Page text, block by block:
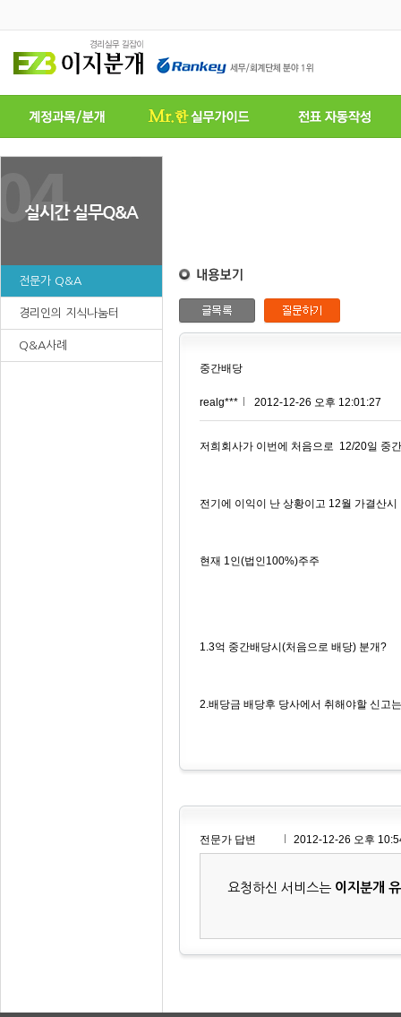
전문가 Q&A
경리인의 지식나눔터
Q&A사례
중간배당
realg*** 2012-12-26 오후 12:01:27
저희회사가 이번에 처음으로 12/20일 중
전기에 이익이 난 상황이고 12월 가결산시
현재 1인(법인100%)주주
1.3억 중간배당시(처음으로 배당) 분개?
2.배당금 배당후 당사에서 취해야할 신고
전문가 답변 2012-12-26 오후
요청하신 서비스는 이지분개